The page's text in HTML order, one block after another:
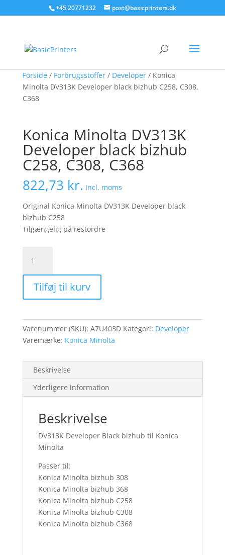
+45 20771232 post@basicprinters.dk
Forside/ Forbrugsstoffer/ Developer/ Konica
Minolta DV313K Developer black bizhub C258, C308,
C368
Konica Minolta DV313K
Developer black bizhub
C258, C308, C368
822,73 kr. Incl. moms
Original Konica Minolta DV313K Developer black
bizhub C258
Tilgængelig på restordre
Minolta
DV313K
Developer
black
C258,
C308,
C368
Tilføj til kurv
Varenummer (SKU): A7U403D Kategori: Developer
Varemærke: Konica Minolta
Beskrivelse
Yderligere information
Beskrivelse
DV313K Developer Black bizhub til Konica
Minolta
Passer til:
Konica Minolta bizhub 308
Konica Minolta bizhub 368
Konica Minolta bizhub C258
Konica Minolta bizhub C308
Konica Minolta bizhub C368